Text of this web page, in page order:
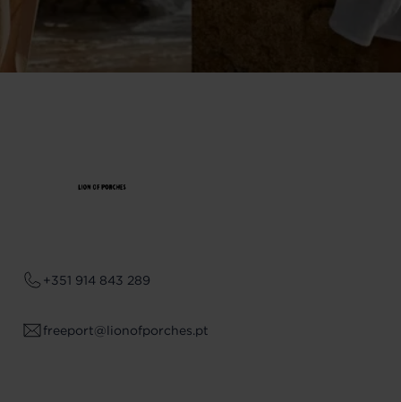
+351 914 843 289
freeport@lionofporches.pt